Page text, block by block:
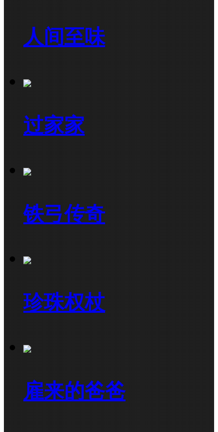
人间至味
过家家
铁弓传奇
珍珠权杖
雇来的爸爸